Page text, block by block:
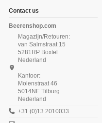
Beeren Heren T-shirt K.M. met O-
hals M3000 Wit
Beeren Heren Thermo pantalon Wit
€ 19,99
Contact us
Beerenshop.com
Magazijn/Retouren:
van Salmstraat 15
5281RP Boxtel
Nederland
Kantoor:
Molenstraat 46
5014NE Tilburg
Nederland
+31 (0)13 2010033